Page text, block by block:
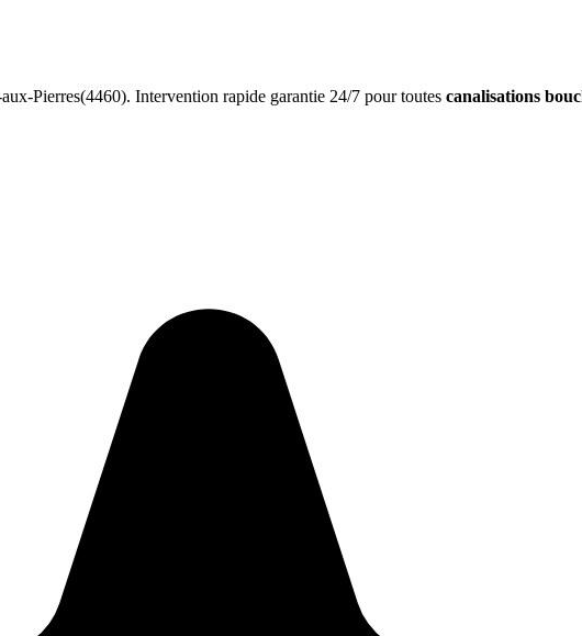
Pierres(4460). Intervention rapide garantie 24/7 pour toutes canalisations